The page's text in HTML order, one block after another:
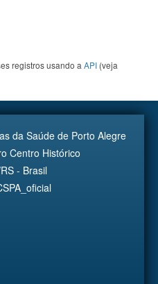
registros usando a API (veja
da Saúde de Porto Alegre
Centro Histórico
- Brasil